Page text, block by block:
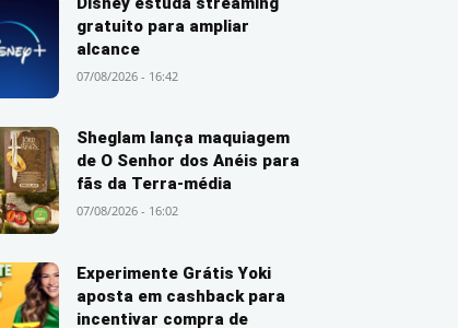
gratuito para ampliar
alcance
07/08/2026 - 16:42
Sheglam lança maquiagem
de O Senhor dos Anéis para
fãs da Terra-média
07/08/2026 - 16:02
Experimente Grátis Yoki
aposta em cashback para
incentivar compra de